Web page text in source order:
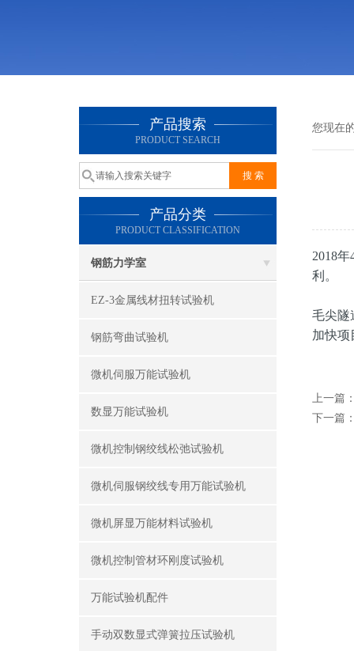
产品搜索
PRODUCT SEARCH
产品分类
PRODUCT CLASSIFICATION
钢筋力学室
EZ-3金属线材扭转试验机
钢筋弯曲试验机
微机伺服万能试验机
数显万能试验机
微机控制钢绞线松弛试验机
微机伺服钢绞线专用万能试验机
微机屏显万能材料试验机
微机控制管材环刚度试验机
万能试验机配件
手动双数显式弹簧拉压试验机
您现在
2018
利。
毛尖隧
加快项
上一篇
下一篇